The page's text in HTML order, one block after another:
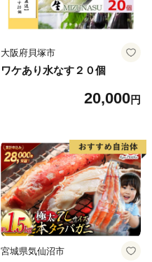
大阪府貝塚市
ワケあり水なす２０個
20,000円
宮城県気仙沼市